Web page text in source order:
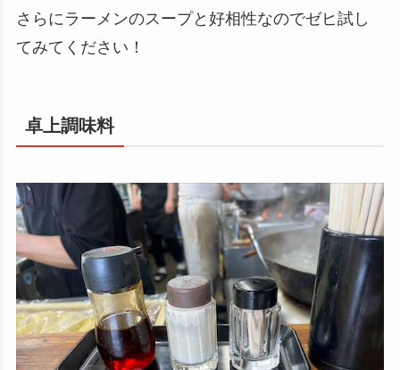
さらにラーメンのスープと好相性なのでゼヒ試し
てみてください！
卓上調味料